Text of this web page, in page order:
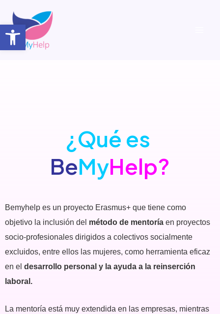
Open toolbar
¿Qué es
BeMyHelp?
Bemyhelp es un proyecto Erasmus+ que tiene como
objetivo la inclusión del método de mentoría en proyectos
socio-profesionales dirigidos a colectivos socialmente
excluidos, entre ellos las mujeres, como herramienta eficaz
en el desarrollo personal y la ayuda a la reinserción
laboral.
La mentoría está muy extendida en las empresas, mientras